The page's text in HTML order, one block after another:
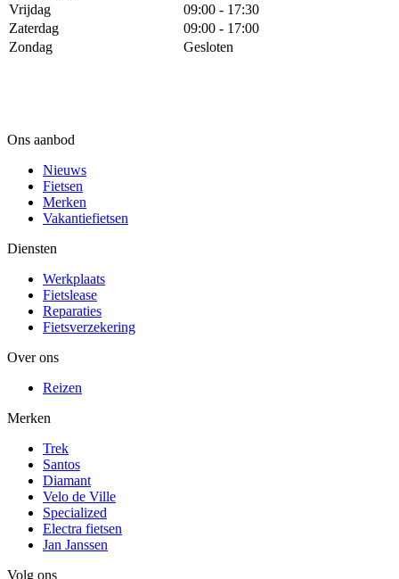
Vrijdag
09:00 - 17:30
Zaterdag
09:00 - 17:00
Zondag
Gesloten
Ons aanbod
Nieuws
Fietsen
Merken
Vakantiefietsen
Diensten
Werkplaats
Fietslease
Reparaties
Fietsverzekering
Over ons
Reizen
Merken
Trek
Santos
Diamant
Velo de Ville
Specialized
Electra fietsen
Jan Janssen
Volg ons